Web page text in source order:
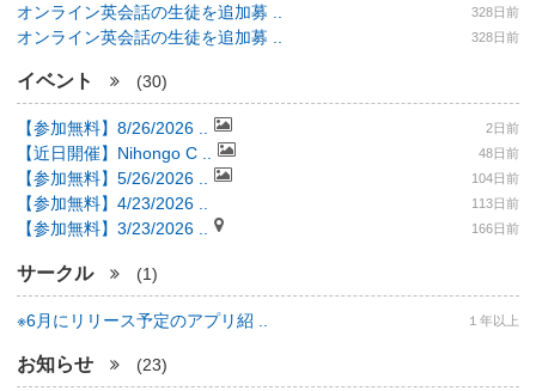
オンライン英会話の生徒を追加募 .. 328日前
オンライン英会話の生徒を追加募 .. 328日前
イベント (30)
【参加無料】8/26/2026 .. 2日前
【近日開催】Nihongo C .. 48日前
【参加無料】5/26/2026 .. 104日前
【参加無料】4/23/2026 .. 113日前
【参加無料】3/23/2026 .. 166日前
サークル (1)
※6月にリリース予定のアプリ紹 .. １年以上
お知らせ (23)